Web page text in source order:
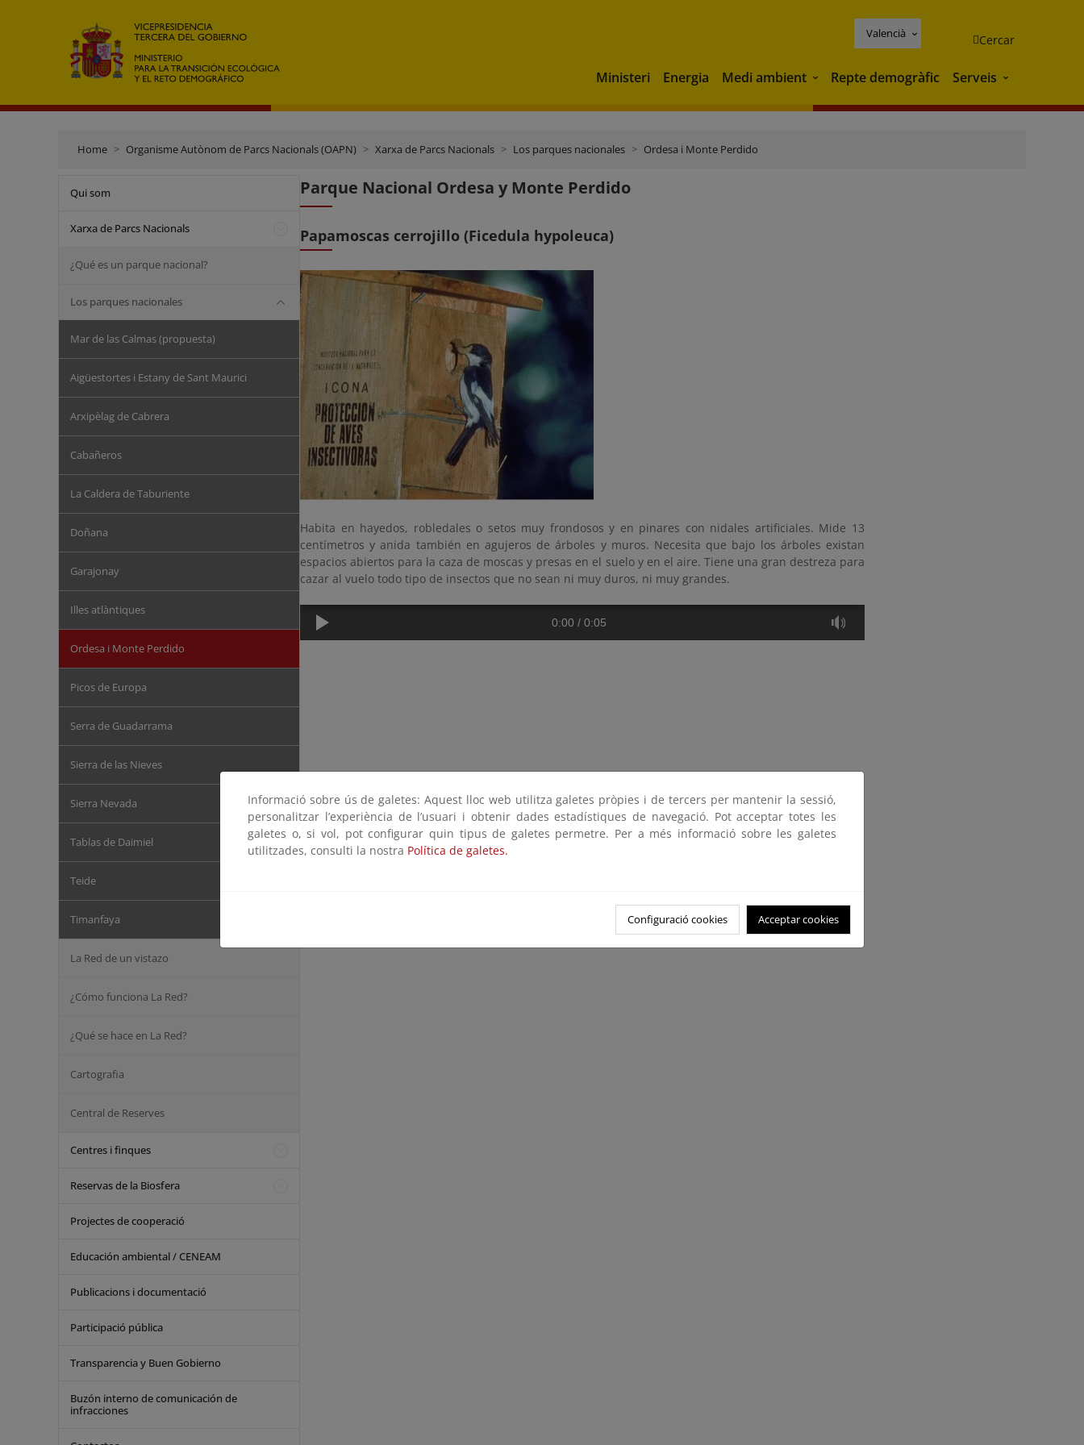
Valencià Cercar
Ministeri Energia Medi ambient Medi ambient
Repte demogràfic Serveis Serveis
Home Organisme Autònom de Parcs Nacionals (OAPN) Xarxa de Parcs Nacionals Los parques nacionales Ordesa i Monte Perdido
Qui som
Xarxa de Parcs Nacionals
¿Qué es un parque nacional?
Los parques nacionales
Mar de las Calmas (propuesta)
Aigüestortes i Estany de Sant Maurici
Arxipèlag de Cabrera
Cabañeros
La Caldera de Taburiente
Doñana
Garajonay
Illes atlàntiques
Ordesa i Monte Perdido
Picos de Europa
Serra de Guadarrama
Sierra de las Nieves
Sierra Nevada
Tablas de Daimiel
Teide
Timanfaya
La Red de un vistazo
¿Cómo funciona La Red?
¿Qué se hace en La Red?
Cartografia
Central de Reserves
Centres i finques
Reservas de la Biosfera
Projectes de cooperació
Educación ambiental / CENEAM
Publicacions i documentació
Participació pública
Transparencia y Buen Gobierno
Buzón interno de comunicación de
infracciones
Parque Nacional Ordesa y Monte Perdido
Papamoscas cerrojillo (Ficedula hypoleuca)
Habita en hayedos, robledales o setos muy frondosos y en pinares con nidales artificiales. Mide 13
centímetros y anida también en agujeros de árboles y muros. Necesita que bajo los árboles existan
espacios abiertos para la caza de moscas y presas en el suelo y en el aire. Tiene una gran destreza para
cazar al vuelo todo tipo de insectos que no sean ni muy duros, ni muy grandes.
0:00 / 0:05
Informació sobre ús de galetes: Aquest lloc web utilitza galetes pròpies i de tercers per mantenir la sessió,
personalitzar l’experiència de l’usuari i obtenir dades estadístiques de navegació. Pot acceptar totes les
galetes o, si vol, pot configurar quin tipus de galetes permetre. Per a més informació sobre les galetes
utilitzades, consulti la nostra Política de galetes.
Configuració cookies Acceptar cookies